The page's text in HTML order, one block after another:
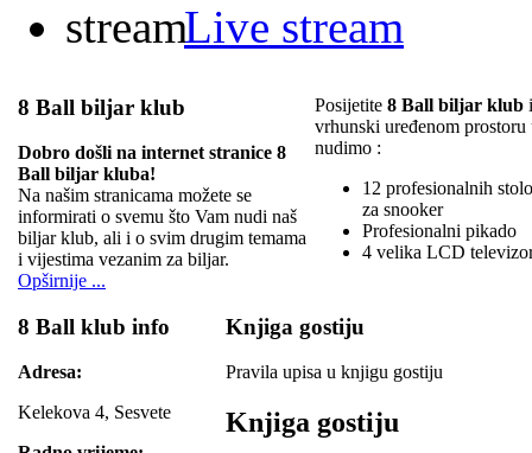
Live stream
8 Ball biljar klub
Dobro došli na internet stranice 8
Ball biljar kluba!
Na našim stranicama možete se
informirati o svemu što Vam nudi naš
biljar klub, ali i o svim drugim temama
i vijestima vezanim za biljar.
Opširnije ...
Posijetite 8 Ball biljar klub
vrhunski uređenom
nudimo :
12 profesionalnih
za snooker
Profesionalni pikado
4 velika LCD
8 Ball klub info
Adresa:
Kelekova 4, Sesvete
Knjiga gostiju
Pravila upisa u knjigu gostiju
Knjiga gostiju